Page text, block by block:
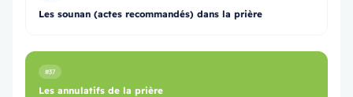
Les sounan (actes recommandés) dans la prière
#37
Les annulatifs de la prière